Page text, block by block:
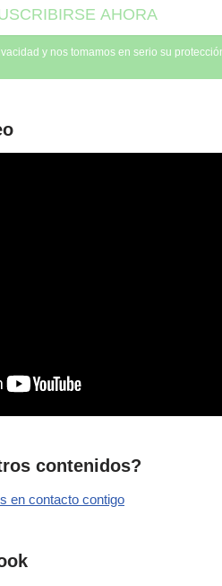
y nos tomamos en serio su
contenidos?
en contacto contigo